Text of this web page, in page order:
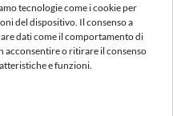
tecnologie come i cookie per
del dispositivo. Il consenso a
dati come il comportamento di
acconsentire o ritirare il consenso
e funzioni.